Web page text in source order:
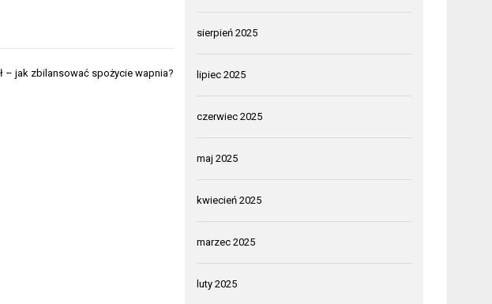
– jak zbilansować spożycie wapnia?
sierpień 2025
lipiec 2025
czerwiec 2025
maj 2025
kwiecień 2025
marzec 2025
luty 2025